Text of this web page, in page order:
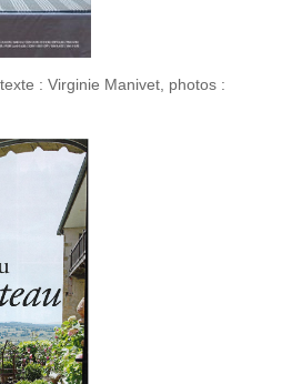
: Virginie Manivet, photos :